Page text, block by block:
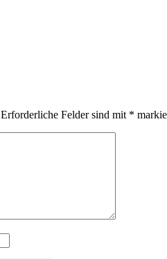
Erforderliche Felder sind mit *